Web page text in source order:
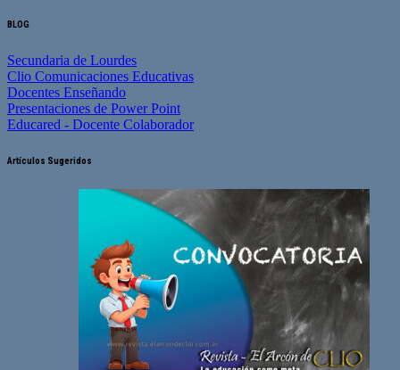
BLOG
Secundaria de Lourdes
Clio Comunicaciones Educativas
Docentes Enseñando
Presentaciones de Power Point
Educared - Docente Colaborador
Artículos Sugeridos